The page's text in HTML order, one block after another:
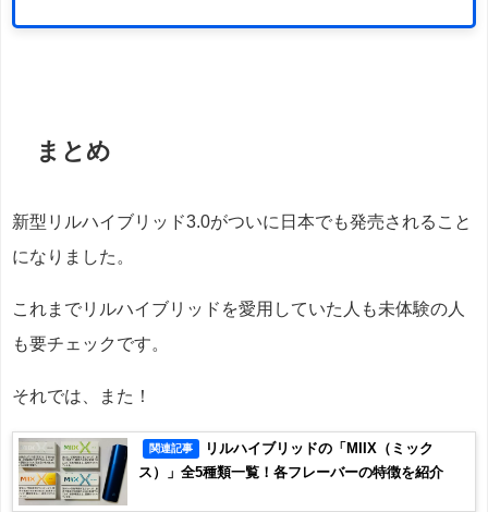
まとめ
新型リルハイブリッド3.0がついに日本でも発売されること
になりました。
これまでリルハイブリッドを愛用していた人も未体験の人
も要チェックです。
それでは、また！
関連記事
リルハイブリッドの「MIIX（ミック
ス）」全5種類一覧！各フレーバーの特徴を紹介